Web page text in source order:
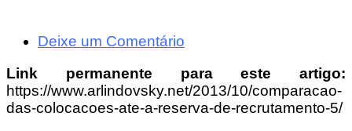
Deixe um Comentário
Link permanente para este artigo:
https://www.arlindovsky.net/2013/10/comparacao-
das-colocacoes-ate-a-reserva-de-recrutamento-5/